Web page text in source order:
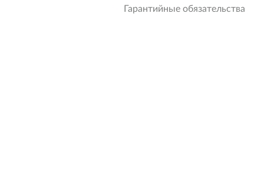
Гарантийные обязательства